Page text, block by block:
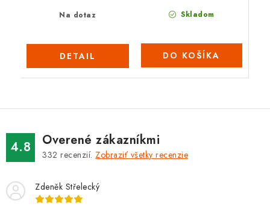
Na dotaz
DETAIL
Skladom
DO KOŠÍKA
4.8 Overené zákazníkmi
332 recenzií. Zobraziť všetky recenzie
Zdeněk Střelecký